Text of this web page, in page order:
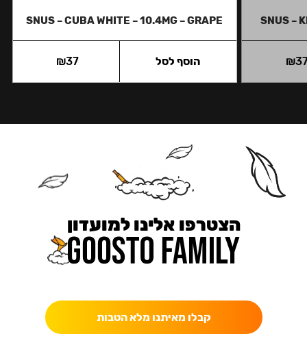
SNUS –
₪
SNUS – CUBA WHITE – 10.4MG – GRAPE
₪37 הוסף לסל
הצטרפו אלינו למועדון
קבלו מאיתנו מלא הטבות